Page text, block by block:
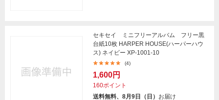
セキセイ ミニフリーアルバム フリー黒
台紙10枚 HARPER HOUSE(ハーパーハウ
ス) ネイビー XP-1001-10
(4)
1,600円
160ポイント
送料無料、8月9日（日） お届け